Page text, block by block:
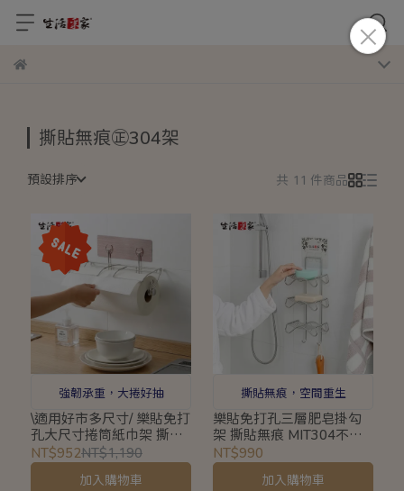
撕貼無痕㊣304架
預設排序 共 11 件商品
強韌承重，大捲好抽
\適用好市多尺寸/ 樂貼免打
孔大尺寸捲筒紙巾架 撕貼
無痕 MIT304不鏽
NT$952NT$1,190
加入購物車
撕貼無痕，空間重生
樂貼免打孔三層肥皂掛勾
架 撕貼無痕 MIT304不鏽
鋼
NT$990
加入購物車